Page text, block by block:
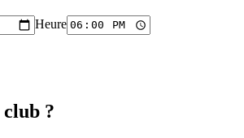
Heure
club ?